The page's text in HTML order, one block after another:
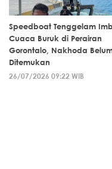
Speedboat Tenggelam
Cuaca Buruk di Perairan
Gorontalo, Nakhoda
Ditemukan
26/07/2026 09:22 WIB